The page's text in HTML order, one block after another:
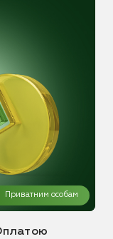
Приватним особам